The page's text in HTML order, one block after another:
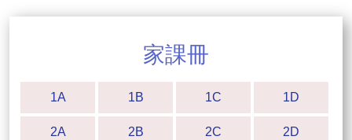
家課冊
1A 1B 1C 1D
2A 2B 2C 2D